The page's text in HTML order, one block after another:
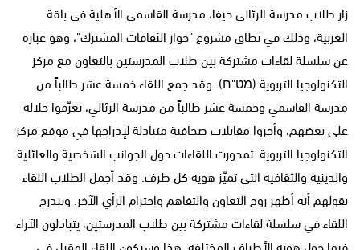
زار طلاب مدرسة الرئالي حيفا، مدرسة القاسمي الأهلية في باقة
الغربية، وذلك في نطاق مشروع "حوار الثقافات المشترك"، وهو عبارة
عن سلسلة لقاءات مشتركة بين طلاب المدرستين بالتعاون مع مركز
التكنولوجيا التربوية (מט"ח). وقد جمع اللقاء خمسة عشر طالباً من
مدرسة القاسمي وخمسة عشر طالباً من مدرسة الرئالي، تعرّفوا خلاله
على بعضهم، وأجروا مقابلات صحافية متبادلة لإدراجها في موقع مركز
التكنولوجيا التربوية. تمحورت اللقاءات حول الجوانب الشخصية والعائلية
والدينية والثقافية التي تميّز هوية كل طرف. وقد أجمل الطلاب اللقاء
بقولهم أنه أظهر روح التعاون والتفاهم واحترام الرأي الآخر. ويندرج
اللقاء في سلسلة لقاءات مشتركة بين طلاب المدرستين، يتبادلون الآراء